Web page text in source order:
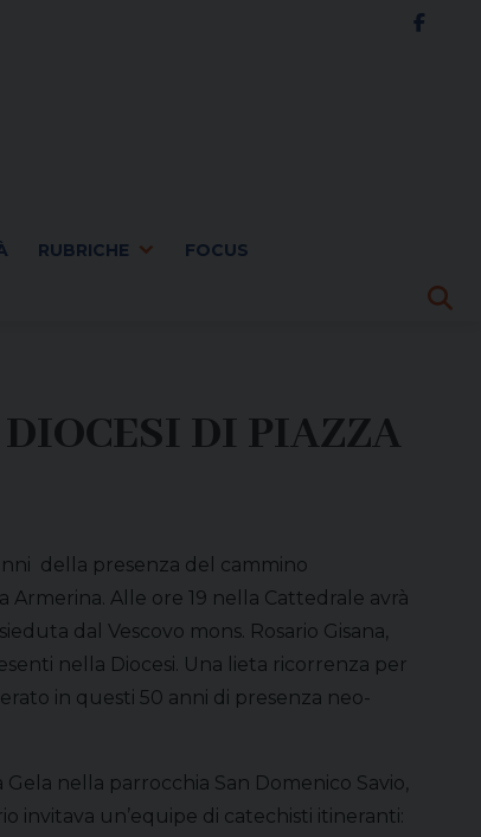
RUBRICHE FOCUS
DI PIAZZA
della presenza del cammino
Armerina. Alle ore 19 nella Cattedrale avrà
dal Vescovo mons. Rosario Gisana,
nella Diocesi. Una lieta ricorrenza per
in questi 50 anni di presenza neo-
nella parrocchia San Domenico Savio,
invitava un’equipe di catechisti itineranti: